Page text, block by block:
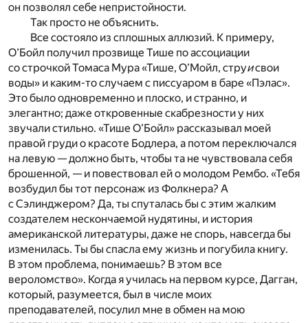
он позволял себе непристойности.
Так просто не объяснить.
Все состояло из сплошных аллюзий. К примеру,
О’Бойл получил прозвище Тише по ассоциации
со строчкой Томаса Мура «Тише, О’Мойл, струисвои
воды» и каким-то случаем с писсуаром в баре «Пэлас».
Это было одновременно и плоско, и странно, и
элегантно; даже откровенные скабрезности у них
звучали стильно. «Тише О’Бойл» рассказывал моей
правой груди о красоте Бодлера, а потом переключался
на левую — должно быть, чтобы та не чувствовала себя
брошенной, — и повествовал ей о молодом Рембо. «Тебя
возбудил бы тот персонаж из Фолкнера? А
с Сэлинджером? Да, ты спуталась бы с этим жалким
создателем нескончаемой нудятины, и история
американской литературы, даже не спорь, навсегда бы
изменилась. Ты бы спасла ему жизнь и погубила книгу.
В этом проблема, понимаешь? В этом все
вероломство». Когда я училась на первом курсе, Дагган,
который, разумеется, был в числе моих
преподавателей, посулил мне в обмен на мою